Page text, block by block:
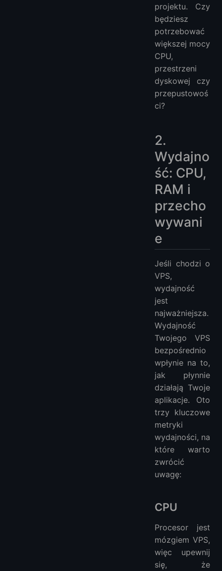
projektu. Czy
będziesz
potrzebować
większej mocy
CPU,
przestrzeni
dyskowej czy
przepustowoś
ci?
2.
Wydajno
ść: CPU,
RAM i
przecho
wywani
e
Jeśli chodzi o
VPS,
wydajność
jest
najważniejsza.
Wydajność
Twojego VPS
bezpośrednio
wpłynie na to,
jak płynnie
działają Twoje
aplikacje. Oto
trzy kluczowe
metryki
wydajności, na
które warto
zwrócić
uwagę:
CPU
Procesor jest
mózgiem VPS,
więc upewnij
się, że